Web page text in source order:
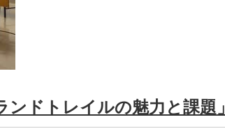
ドトレイルの魅力と課題」